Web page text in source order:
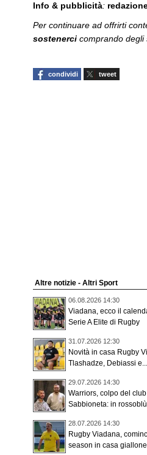
Info & pubblicità:
Per continuare ad offrirti
sostenerci comprando degli
condividi tweet
Altre notizie - Altri Sport
06.08.2026 14:30
Viadana, ecco il
Serie A Elite di Rugby
31.07.2026 12:30
Novità in casa Rugby
Tlashadze, Debiassi e...
29.07.2026 14:30
Warriors, colpo del
Sabbioneta: in
28.07.2026 14:30
Rugby Viadana,
season in casa